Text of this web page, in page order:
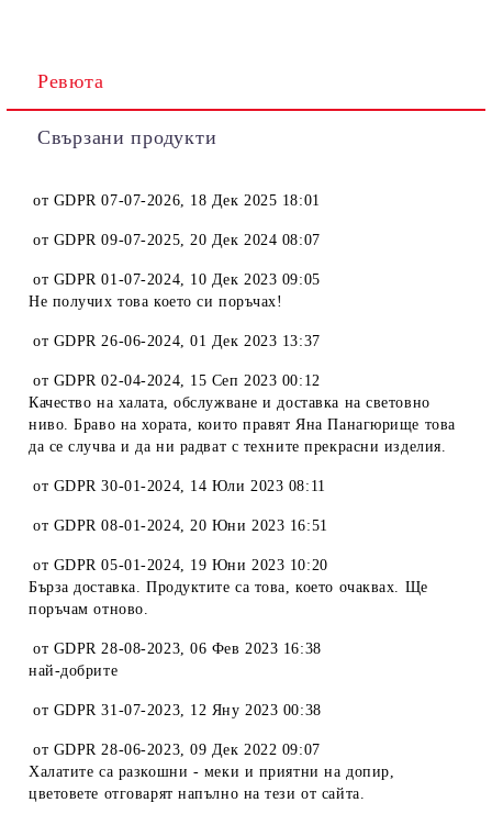
Ревюта
Свързани продукти
от GDPR 07-07-2026, 18 Дек 2025 18:01
от GDPR 09-07-2025,20 Дек 2024 08:07
от GDPR 01-07-2024, 10 Дек 2023 09:05
Не получих това което си поръчах!
от GDPR 26-06-2024,01 Дек 2023 13:37
от GDPR 02-04-2024, 15 Сеп 2023 00:12
Качество на халата, обслужване и доставка на световно
ниво. Браво на хората, които правят Яна Панагюрище това
да се случва и да ни радват с техните прекрасни изделия.
от GDPR 30-01-2024, 14 Юли 2023 08:11
от GDPR 08-01-2024,20 Юни 2023 16:51
от GDPR 05-01-2024, 19 Юни 2023 10:20
Бърза доставка. Продуктите са това, което очаквах. Ще
поръчам отново.
от GDPR 28-08-2023,06 Фев 2023 16:38
най-добрите
от GDPR 31-07-2023, 12 Яну 2023 00:38
от GDPR 28-06-2023,09 Дек 2022 09:07
Халатите са разкошни - меки и приятни на допир,
цветовете отговарят напълно на тези от сайта.